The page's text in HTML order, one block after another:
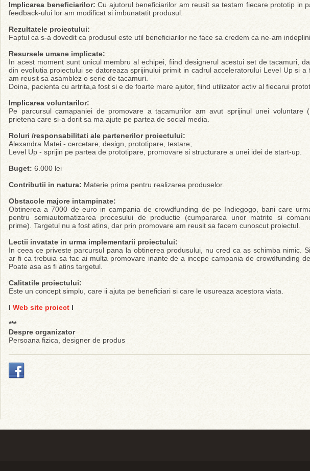
Implicarea beneficiarilor: Cu ajutorul beneficiarilor am reusit sa testam fiecare prototip in
feedback-ului lor am modificat si imbunatatit produsul.
Rezultatele proiectului:
Faptul ca s-a dovedit ca produsul este util beneficiarilor ne face sa credem ca ne-am
Resursele umane implicate:
In acest moment sunt unicul membru al echipei, fiind designerul acestui set de tacamuri,
din evoliutia proiectului se datoreaza sprijinului primit in cadrul acceleratorului Level Up si a
am reusit sa asamblez o serie de tacamuri.
Doina, pacienta cu artrita,a fost si e de foarte mare ajutor, fiind utilizator activ al fiecarui
Implicarea voluntarilor:
Pe parcursul camapaniei de promovare a tacamurilor am avut sprijinul unei voluntare
prietena care si-a dorit sa ma ajute pe partea de social media.
Roluri /responsabilitati ale partenerilor proiectului:
Alexandra Matei - cercetare, design, prototipare, testare;
Level Up - sprijin pe partea de prototipare, promovare si structurare a unei idei de start-up.
Buget: 6.000 lei
Contributii in natura: Materie prima pentru realizarea produselor.
Obstacole majore intampinate:
Obtinerea a 7000 de euro in campania de crowdfunding de pe Indiegogo, bani care
pentru semiautomatizarea procesului de productie (cumpararea unor matrite si
prime). Targetul nu a fost atins, dar prin promovare am reusit sa facem cunoscut proiectul.
Lectii invatate in urma implementarii proiectului:
In ceea ce priveste parcursul pana la obtinerea produsului, nu cred ca as schimba nimic.
ar fi ca trebuia sa fac ai multa promovare inante de a incepe campania de crowdfunding
Poate asa as fi atins targetul.
Calitatile proiectului:
Este un concept simplu, care ii ajuta pe beneficiari si care le usureaza acestora viata.
l Web site proiect l
***
Despre organizator
Persoana fizica, designer de produs